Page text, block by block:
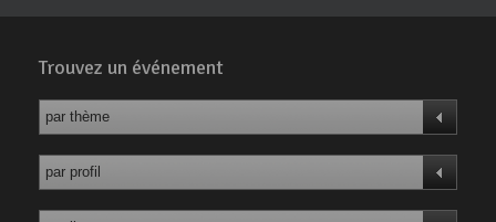
Trouvez un événement
par thème
par profil